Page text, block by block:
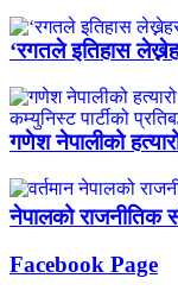
‘रगतले इतिहास
गणेश नेपालीको
नेपालको
Facebook Page